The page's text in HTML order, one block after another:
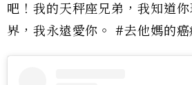
吧！我的天秤座兄弟，我知道
界，我永遠愛你。 #去他媽的癌